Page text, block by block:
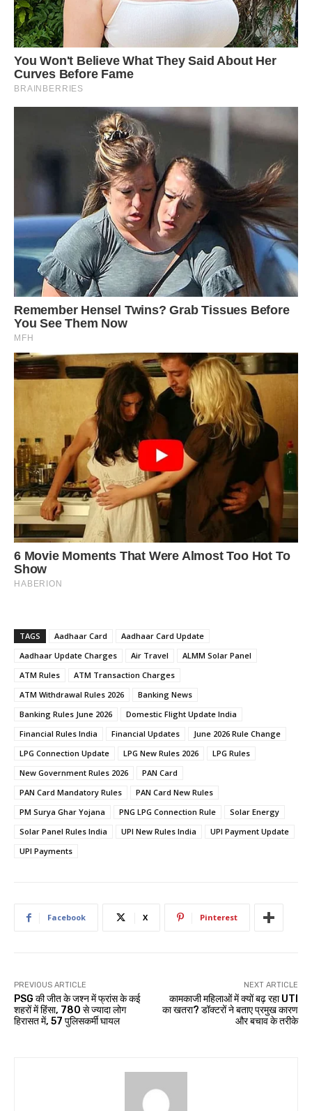
TAGS Aadhaar Card
Aadhaar Card Update
Aadhaar Update Charges
Air Travel
ALMM Solar Panel
ATM Rules
ATM Transaction Charges
ATM Withdrawal Rules 2026
Banking News
Banking Rules June 2026
Domestic Flight Update India
Financial Rules India
Financial Updates
June 2026 Rule Change
LPG Connection Update
LPG New Rules 2026
LPG Rules
New Government Rules 2026
PAN Card
PAN Card Mandatory Rules
PAN Card New Rules
PM Surya Ghar Yojana
PNG LPG Connection Rule
Solar Energy
Solar Panel Rules India
UPI New Rules India
UPI Payment Update
UPI Payments
Facebook X Pinterest
PREVIOUS ARTICLE
PSG की जीत के जश्न में फ्रांस के कई
शहरों में हिंसा, 780 से ज्यादा लोग
हिरासत में, 57 पुलिसकर्मी घायल
NEXT ARTICLE
कामकाजी महिलाओं में क्यों बढ़ रहा UTI
का खतरा? डॉक्टरों ने बताए प्रमुख कारण
और बचाव के तरीके